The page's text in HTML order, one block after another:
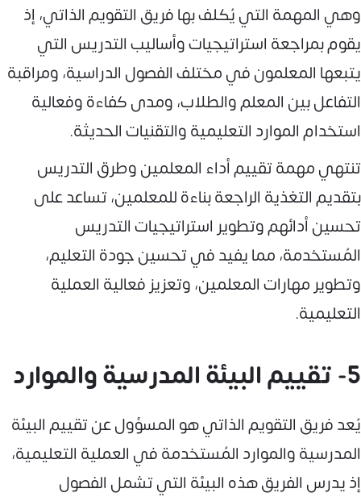
وهي المهمة التي يُكلف بها فريق التقويم الذاتي، إذ
يقوم بمراجعة استراتيجيات وأساليب التدريس التي
يتبعها المعلمون في مختلف الفصول الدراسية، ومراقبة
التفاعل بين المعلم والطلاب، ومدى كفاءة وفعالية
استخدام الموارد التعليمية والتقنيات الحديثة.
تنتهي مهمة تقييم أداء المعلمين وطرق التدريس
بتقديم التغذية الراجعة بناءة للمعلمين، تساعد على
تحسين أدائهم وتطوير استراتيجيات التدريس
المُستخدمة، مما يفيد في تحسين جودة التعليم،
وتطوير مهارات المعلمين، وتعزيز فعالية العملية
التعليمية.
5- تقييم البيئة المدرسية والموارد
يُعد فريق التقويم الذاتي هو المسؤول عن تقييم البيئة
المدرسية والموارد المُستخدمة في العملية التعليمية،
إذ يدرس الفريق هذه البيئة التي تشمل الفصول